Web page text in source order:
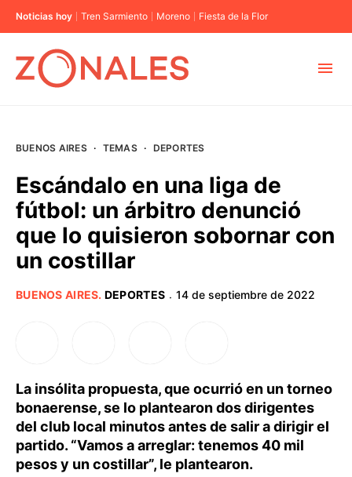
Noticias hoy Tren Sarmiento Moreno Fiesta de la Flor
BUENOS AIRES
PROVINCIAS
BUENOS AIRES · TEMAS · DEPORTES
Escándalo en una liga de
fútbol: un árbitro denunció
que lo quisieron sobornar con
un costillar
BUENOS AIRES. DEPORTES · 14 de septiembre de 2022
La insólita propuesta, que ocurrió en un torneo
bonaerense, se lo plantearon dos dirigentes
del club local minutos antes de salir a dirigir el
partido. “Vamos a arreglar: tenemos 40 mil
pesos y un costillar”, le plantearon.